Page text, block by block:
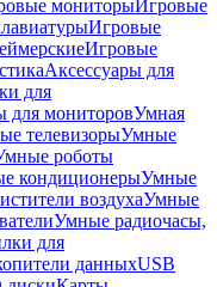
мониторыИгровые
Игровые
Игровые
Аксессуары для
для
для мониторовУмная
телевизорыУмные
роботы
кондиционерыУмные
воздухаУмные
Умные радиочасы,
для
данныхUSB